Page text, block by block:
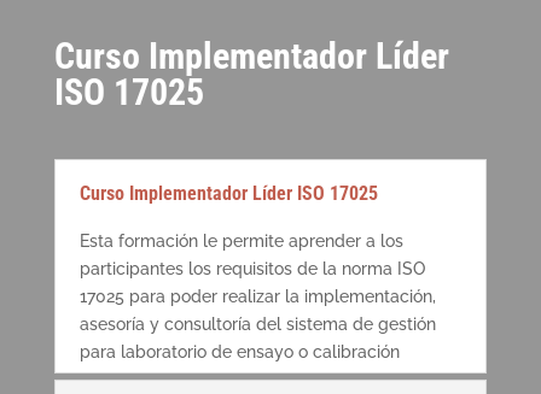
Curso Implementador Líder
ISO 17025
Curso Implementador Líder ISO 17025
Esta formación le permite aprender a los
participantes los requisitos de la norma ISO
17025 para poder realizar la implementación,
asesoría y consultoría del sistema de gestión
para laboratorio de ensayo o calibración